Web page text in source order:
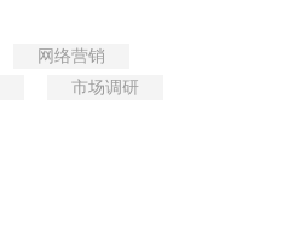
网络营销
市场调研